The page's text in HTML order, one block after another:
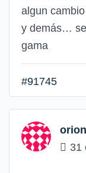
algun
y demás…
gama
#91745
31